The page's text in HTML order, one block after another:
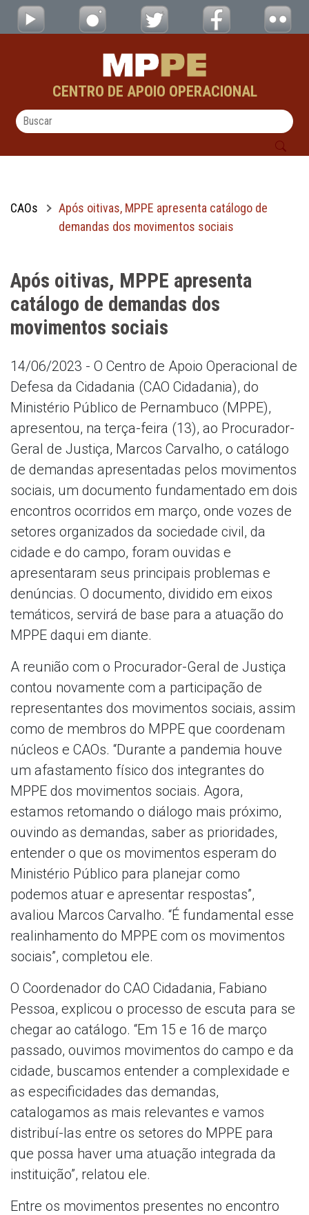
Pular para o Conteúdo principal
Após oitivas, MPPE apresenta catálogo de
CENTRO DE APOIO OPERACIONAL
CAOs
Após oitivas, MPPE apresenta catálogo de
demandas dos movimentos sociais
Após oitivas, MPPE apresenta
catálogo de demandas dos
movimentos sociais
14/06/2023 - O Centro de Apoio Operacional de
Defesa da Cidadania (CAO Cidadania), do
Ministério Público de Pernambuco (MPPE),
apresentou, na terça-feira (13), ao Procurador-
Geral de Justiça, Marcos Carvalho, o catálogo
de demandas apresentadas pelos movimentos
sociais, um documento fundamentado em dois
encontros ocorridos em março, onde vozes de
setores organizados da sociedade civil, da
cidade e do campo, foram ouvidas e
apresentaram seus principais problemas e
denúncias. O documento, dividido em eixos
temáticos, servirá de base para a atuação do
MPPE daqui em diante.
A reunião com o Procurador-Geral de Justiça
contou novamente com a participação de
representantes dos movimentos sociais, assim
como de membros do MPPE que coordenam
núcleos e CAOs. “Durante a pandemia houve
um afastamento físico dos integrantes do
MPPE dos movimentos sociais. Agora,
estamos retomando o diálogo mais próximo,
ouvindo as demandas, saber as prioridades,
entender o que os movimentos esperam do
Ministério Público para planejar como
podemos atuar e apresentar respostas”,
avaliou Marcos Carvalho. “É fundamental esse
realinhamento do MPPE com os movimentos
sociais”, completou ele.
O Coordenador do CAO Cidadania, Fabiano
Pessoa, explicou o processo de escuta para se
chegar ao catálogo. “Em 15 e 16 de março
passado, ouvimos movimentos do campo e da
cidade, buscamos entender a complexidade e
as especificidades das demandas,
catalogamos as mais relevantes e vamos
distribuí-las entre os setores do MPPE para
que possa haver uma atuação integrada da
instituição”, relatou ele.
Entre os movimentos presentes no encontro